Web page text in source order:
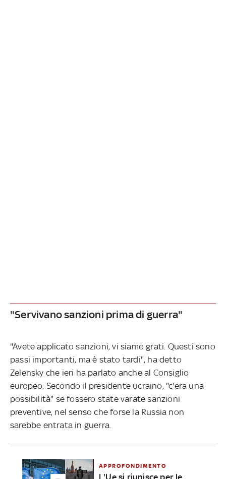
"Servivano sanzioni prima di guerra"
"Avete applicato sanzioni, vi siamo grati. Questi sono
passi importanti, ma è stato tardi", ha detto
Zelensky che ieri ha parlato anche al Consiglio
europeo. Secondo il presidente ucraino, "c'era una
possibilità" se fossero state varate sanzioni
preventive, nel senso che forse la Russia non
sarebbe entrata in guerra.
APPROFONDIMENTO
L'Ue si riunisce per le